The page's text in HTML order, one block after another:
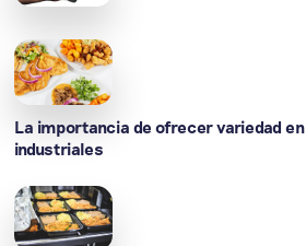
La importancia de ofrecer variedad
industriales